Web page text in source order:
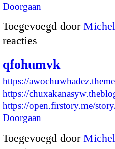
Doorgaan
Toegevoegd door
reacties
qfohumvk
https://
https://
https://open.firstory.me/
Doorgaan
Toegevoegd door